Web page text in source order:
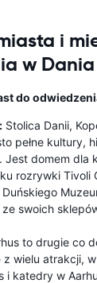
i
w Dania
do
Stolica Danii,
pełne kultury,
Jest domem dla
rozrywki Tivoli
Duńskiego
swoich
to drugie co
z wielu atrakcji,
i katedry w